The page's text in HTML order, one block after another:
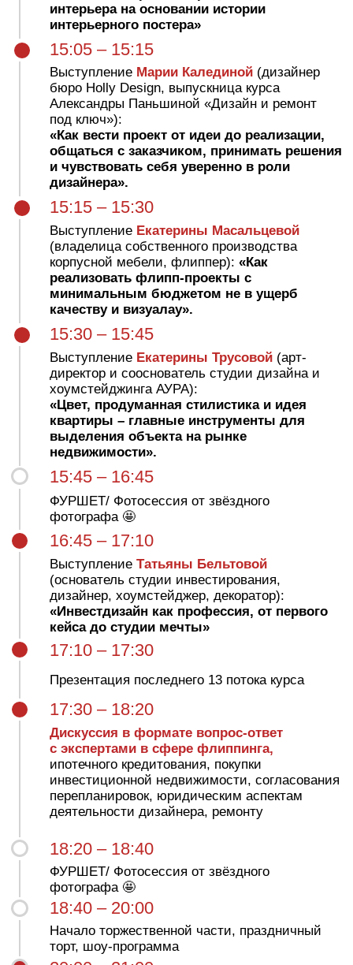
Место проведения встречи — Санкт-Петербург,
Крестовский остров, Южная дорога 14
Видовой ресторан для закрытых ужинов
и мероприятий с собственным побережьем
в самом сердце Крестовского острова.
смотреть видео
АЛЕКСАНДРА ПАНЬШИНА
Эксперт по дизайну и ремонту жилых,
коммерческих и инвестобъектов
Тема: «Неочевидные приёмы в интерьерах,
как способ сделать объект уникальным»
Основатель бюро по созданию интерьеров
для инвесторов в недвижимость,
HOLLY DESIGN
400+ неповторяющихся! интерьеров
Спикери член жюрироссийских
и международных конференций
Более 70 000 слушателей
моих вебинаров, лекций,
мастер-классов
— средняя оценка моих
объектов на Booking.com
Соавтор книги «Правда о работе экспертов
с наивысшей оценкой читателей
на «ЛитРес»
Пишет книгу «Интерьер в малогабаритных
квартирах» по заказу ЭКСМО —
универсального российского издательства,
одного из крупнейших в Европе
Знакомьтесь, общайтесь и задавайте вопросы
во время нетворкинга, совместного неформального
фуршета и на дискотеке 😍
СПИКЕРЫ
И ПРИГЛАШЁННЫЕ
ЭКСПЕРТЫ